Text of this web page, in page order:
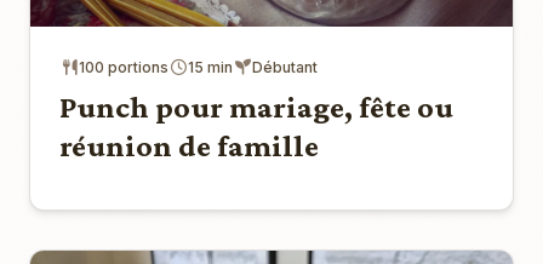
100 portions 15 min Débutant
Punch pour mariage, fête ou
réunion de famille